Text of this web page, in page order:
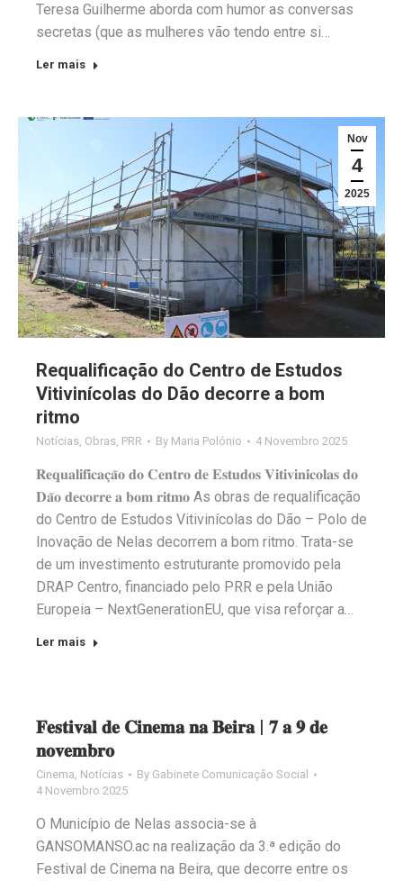
Teresa Guilherme aborda com humor as conversas
secretas (que as mulheres vão tendo entre si…
Ler mais
Nov
4
2025
Requalificação do Centro de Estudos
Vitivinícolas do Dão decorre a bom
ritmo
Notícias Obras PRR By Maria Polónio 4 Novembro 2025
𝐑𝐞𝐪𝐮𝐚𝐥𝐢𝐟𝐢𝐜𝐚𝐜̧𝐚̃𝐨 𝐝𝐨 𝐂𝐞𝐧𝐭𝐫𝐨 𝐝𝐞 𝐄𝐬𝐭𝐮𝐝𝐨𝐬 𝐕𝐢𝐭𝐢𝐯𝐢𝐧𝐢́𝐜𝐨𝐥𝐚𝐬 𝐝𝐨
𝐃𝐚̃𝐨 𝐝𝐞𝐜𝐨𝐫𝐫𝐞 𝐚 𝐛𝐨𝐦 𝐫𝐢𝐭𝐦𝐨 As obras de requalificação
do Centro de Estudos Vitivinícolas do Dão – Polo de
Inovação de Nelas decorrem a bom ritmo. Trata-se
de um investimento estruturante promovido pela
DRAP Centro, financiado pelo PRR e pela União
Europeia – NextGenerationEU, que visa reforçar a…
Ler mais
𝐅𝐞𝐬𝐭𝐢𝐯𝐚𝐥 𝐝𝐞 𝐂𝐢𝐧𝐞𝐦𝐚 𝐧𝐚 𝐁𝐞𝐢𝐫𝐚 | 𝟕 𝐚 𝟗 𝐝𝐞
𝐧𝐨𝐯𝐞𝐦𝐛𝐫𝐨
Cinema Notícias By Gabinete Comunicação Social
4 Novembro 2025
O Município de Nelas associa-se à
GANSOMANSO.ac na realização da 3.ª edição do
Festival de Cinema na Beira, que decorre entre os